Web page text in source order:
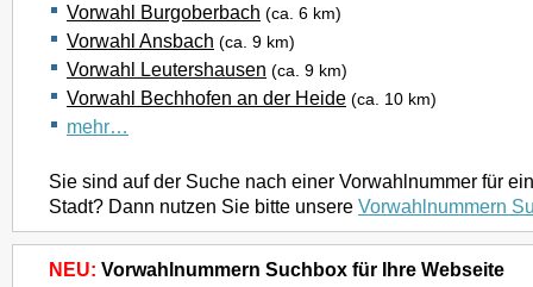
Vorwahl Burgoberbach (ca. 6 km)
Vorwahl Ansbach (ca. 9 km)
Vorwahl Leutershausen (ca. 9 km)
Vorwahl Bechhofen an der Heide (ca. 10 km)
mehr…
Sie sind auf der Suche nach einer Vorwahlnummer für
Stadt? Dann nutzen Sie bitte unsere Vorwahlnummern
NEU: Vorwahlnummern Suchbox für Ihre Webseite